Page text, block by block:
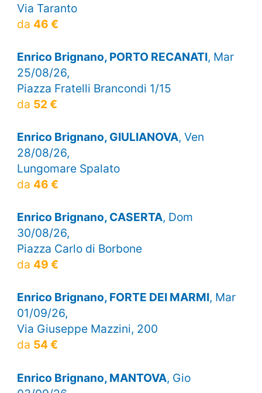
Via Taranto
da 46 €
Enrico Brignano, PORTO RECANATI, Mar
25/08/26,
Piazza Fratelli Brancondi 1/15
da 52 €
Enrico Brignano, GIULIANOVA, Ven
28/08/26,
Lungomare Spalato
da 46 €
Enrico Brignano, CASERTA, Dom
30/08/26,
Piazza Carlo di Borbone
da 49 €
Enrico Brignano, FORTE DEI MARMI, Mar
01/09/26,
Via Giuseppe Mazzini, 200
da 54 €
Enrico Brignano, MANTOVA, Gio